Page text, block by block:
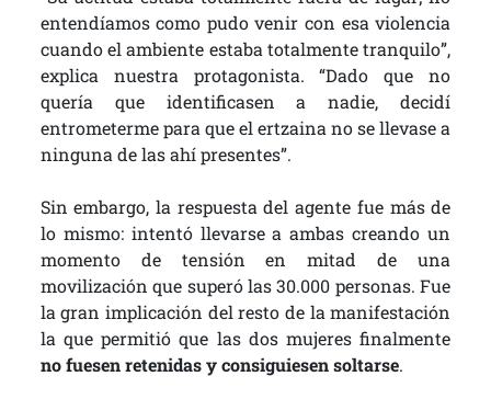
entendíamos como pudo venir con esa violencia
cuando el ambiente estaba totalmente tranquilo”,
explica nuestra protagonista. “Dado que no
quería que identificasen a nadie, decidí
entrometerme para que el ertzaina no se llevase a
ninguna de las ahí presentes”.
Sin embargo, la respuesta del agente fue más de
lo mismo: intentó llevarse a ambas creando un
momento de tensión en mitad de una
movilización que superó las 30.000 personas. Fue
la gran implicación del resto de la manifestación
la que permitió que las dos mujeres finalmente
no fuesen retenidas y consiguiesensoltarse.